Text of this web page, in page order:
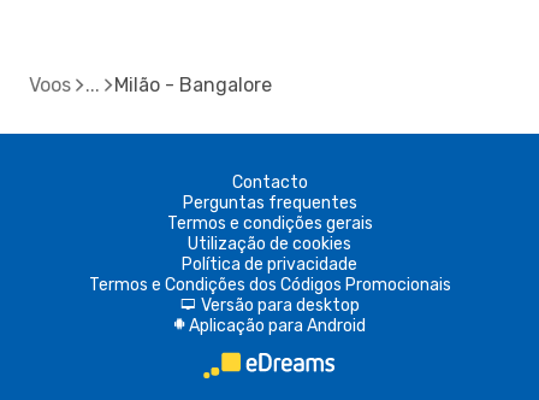
Voos Milão - Bangalore
Contacto
Perguntas frequentes
Termos e condições gerais
Utilização de cookies
Política de privacidade
Termos e Condições dos Códigos Promocionais
d Versão para desktop
A Aplicação para Android